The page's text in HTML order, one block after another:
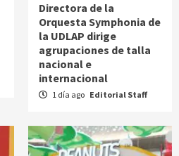
Directora de la
Orquesta Symphonia de
la UDLAP dirige
agrupaciones de talla
nacional e
internacional
1 día ago Editorial Staff